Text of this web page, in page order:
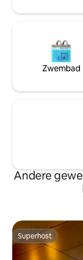
huisdiervriendelijk
Zwembad
Andere
Superhost
Superhost